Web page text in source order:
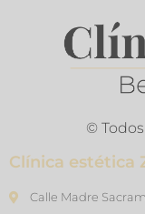
©
Clínica estética
Calle Madre